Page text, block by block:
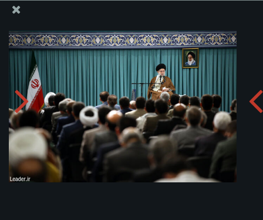
Memori, Perilaku dan Perjuangan Para Syuhada Harus
Ditransferkan Ke Generasi Muda
Menerima album: